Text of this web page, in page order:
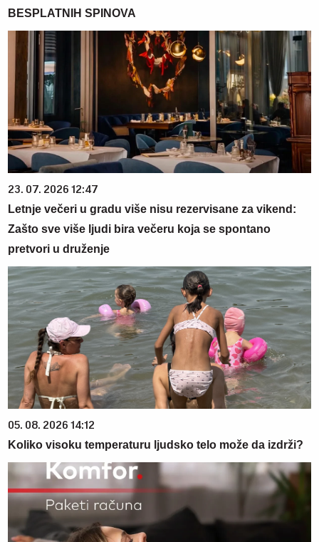
BESPLATNIH SPINOVA
23. 07. 2026 12:47
Letnje večeri u gradu više nisu rezervisane za vikend:
Zašto sve više ljudi bira večeru koja se spontano
pretvori u druženje
05. 08. 2026 14:12
Koliko visoku temperaturu ljudsko telo može da izdrži?